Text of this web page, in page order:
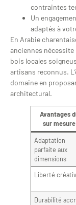
contraintes
Un
adaptés à
En Arabie
anciennes nécessite
bois locales
artisans reconnus.
domaine en
architectural.
Avantages
sur mesure
Adaptation
parfaite aux
dimensions
Liberté
Durabilité